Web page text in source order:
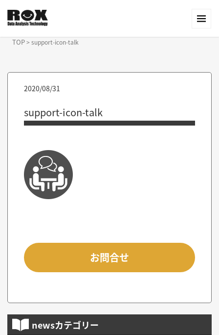
TOP> support-icon-talk
2020/08/31
support-icon-talk
お問合せ
newsカテゴリー